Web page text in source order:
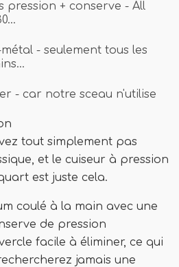
pression + conserve - All
- seulement tous les
- car notre sceau n'utilise
tout simplement pas
et le cuiseur à pression
est juste cela.
coulé à la main avec une
de pression
facile à éliminer, ce qui
jamais une